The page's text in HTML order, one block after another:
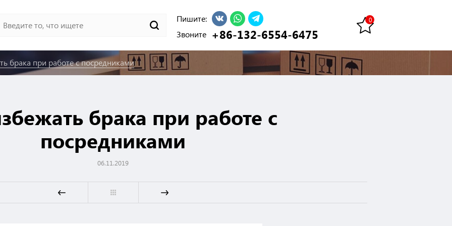
Пишите:
Звоните +86-132-6554-6475
брака при работе с посредниками
брака при работе с
посредниками
06.11.2019